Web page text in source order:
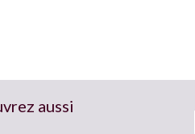
aussi